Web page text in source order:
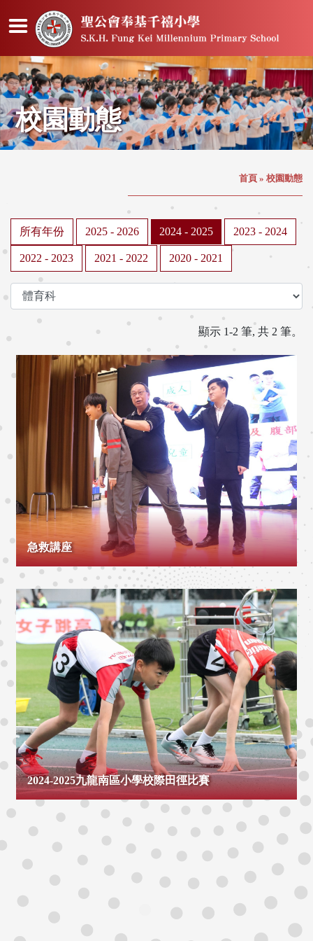
校園動態
首頁 » 校園動態
所有年份 2025 - 2026 2024 - 2025 2023 - 2024
2022 - 2023 2021 - 2022 2020 - 2021
顯示 1-2 筆, 共 2 筆。
急救講座
2024-2025九龍南區小學校際田徑比賽